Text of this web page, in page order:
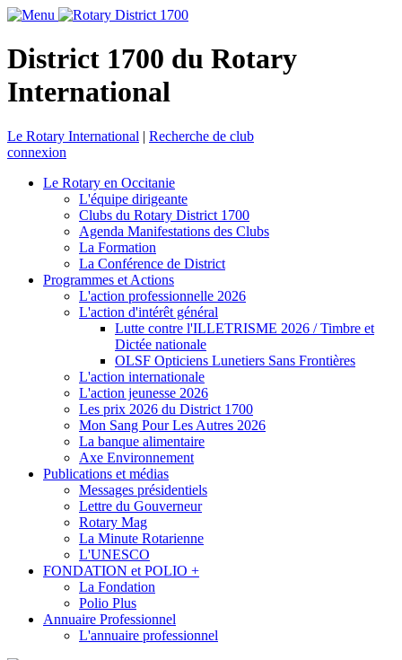
District 1700 du Rotary
International
Le Rotary International | Recherche de club
connexion
Le Rotary en Occitanie
L'équipe dirigeante
Clubs du Rotary District 1700
Agenda Manifestations des Clubs
La Formation
La Conférence de District
Programmes et Actions
L'action professionnelle 2026
L'action d'intérêt général
Lutte contre l'ILLETRISME 2026 / Timbre et
Dictée nationale
OLSF Opticiens Lunetiers Sans Frontières
L'action internationale
L'action jeunesse 2026
Les prix 2026 du District 1700
Mon Sang Pour Les Autres 2026
La banque alimentaire
Axe Environnement
Publications et médias
Messages présidentiels
Lettre du Gouverneur
Rotary Mag
La Minute Rotarienne
L'UNESCO
FONDATION et POLIO +
La Fondation
Polio Plus
Annuaire Professionnel
L'annuaire professionnel